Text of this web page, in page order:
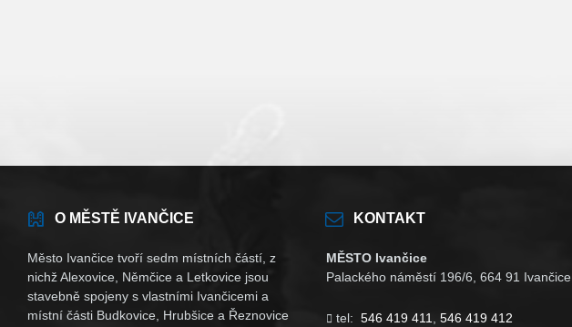
O MĚSTĚ IVANČICE
Město Ivančice tvoří sedm místních částí, z
nichž Alexovice, Němčice a Letkovice jsou
stavebně spojeny s vlastními Ivančicemi a
místní části Budkovice, Hrubšice a Řeznovice
KONTAKT
MĚSTO Ivančice
Palackého náměstí 196/6, 664 91 Ivančice
 tel:546 419 411 ,546 419 412